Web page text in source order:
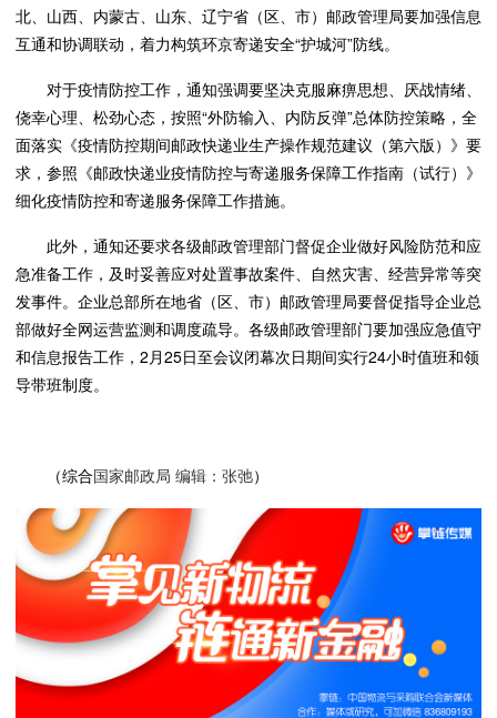
北、山西、内蒙古、山东、辽宁省（区、市）邮政管理局要加强信息
互通和协调联动，着力构筑环京寄递安全“护城河”防线。
对于疫情防控工作，通知强调要坚决克服麻痹思想、厌战情绪、
侥幸心理、松劲心态，按照“外防输入、内防反弹”总体防控策略，全
面落实《疫情防控期间邮政快递业生产操作规范建议（第六版）》要
求，参照《邮政快递业疫情防控与寄递服务保障工作指南（试行）》
细化疫情防控和寄递服务保障工作措施。
此外，通知还要求各级邮政管理部门督促企业做好风险防范和应
急准备工作，及时妥善应对处置事故案件、自然灾害、经营异常等突
发事件。企业总部所在地省（区、市）邮政管理局要督促指导企业总
部做好全网运营监测和调度疏导。各级邮政管理部门要加强应急值守
和信息报告工作，2月25日至会议闭幕次日期间实行24小时值班和领
导带班制度。
（综合 国家邮政局 编辑：张弛）